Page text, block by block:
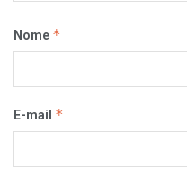
Nome *
E-mail *